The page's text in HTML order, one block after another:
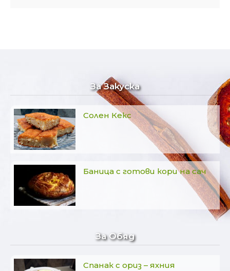
За Закуска
Солен Кекс
Баница с готови кори на сач
За Обяд
Спанак с ориз – яхния